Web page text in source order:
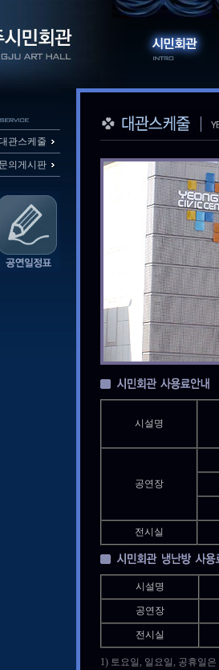
관스케줄
의게시판
시설명
공연장
전시실
시설명
공연장
전시실
1) 토요일, 일요일, 공휴일